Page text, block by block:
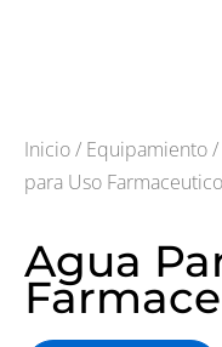
Inicio/ Equipamiento/
para Uso Farmaceutico
Agua